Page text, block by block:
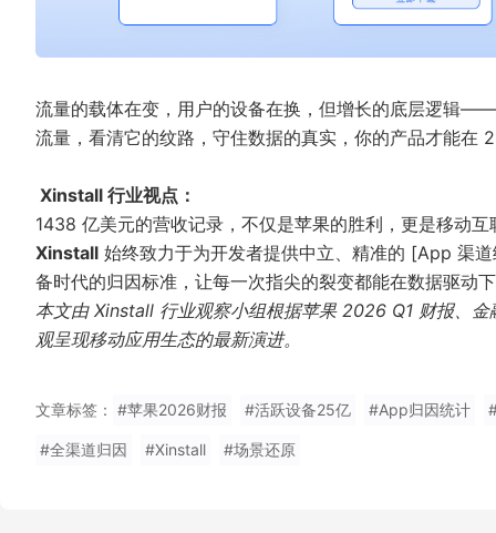
流量的载体在变，用户的设备在换，但增长的底层逻辑
流量，看清它的纹路，守住数据的真实，你的产品才能在
Xinstall 行业视点：
1438 亿美元的营收记录，不仅是苹果的胜利，更是移动
Xinstall 始终致力于为开发者提供中立、精准的 [App 渠
备时代的归因标准，让每一次指尖的裂变都能在数据驱动
本文由 Xinstall 行业观察小组根据苹果 2026 Q1 财报、
观呈现移动应用生态的最新演进。
文章标签： #苹果2026财报 #活跃设备25亿 #App归因统计
#全渠道归因 #Xinstall #场景还原